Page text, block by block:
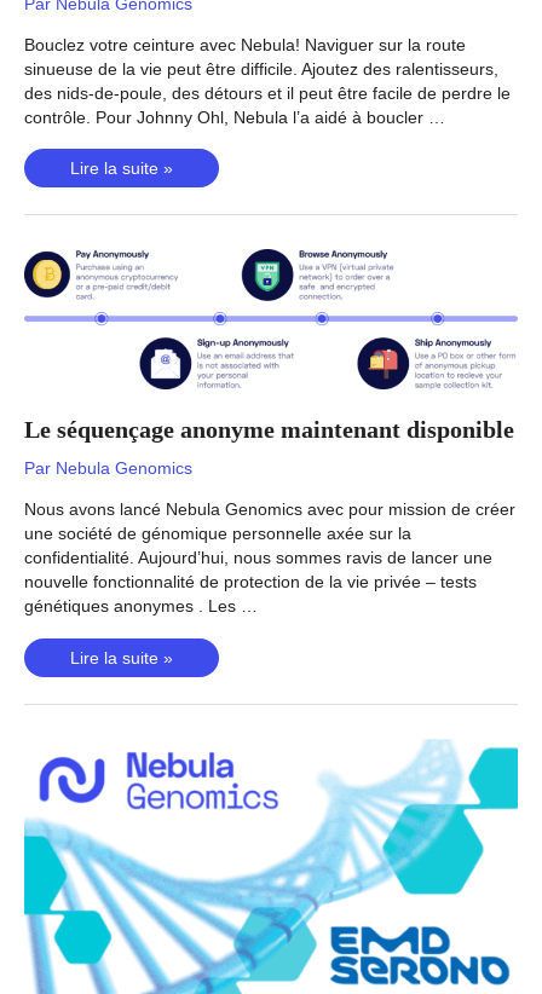
Bouclez votre ceinture avec Nebula! Naviguer sur la route
sinueuse de la vie peut être difficile. Ajoutez des ralentisseurs,
des nids-de-poule, des détours et il peut être facile de perdre le
contrôle. Pour Johnny Ohl, Nebula l’a aidé à boucler …
Café
et
conversations:
Nebula
a
aidé
Lire la suite »
Le séquençage anonyme maintenant disponible
Par Nebula Genomics
Nous avons lancé Nebula Genomics avec pour mission de créer
une société de génomique personnelle axée sur la
confidentialité. Aujourd’hui, nous sommes ravis de lancer une
nouvelle fonctionnalité de protection de la vie privée – tests
génétiques anonymes . Les …
Le
séquençage
anonyme
disponible
Lire la suite »